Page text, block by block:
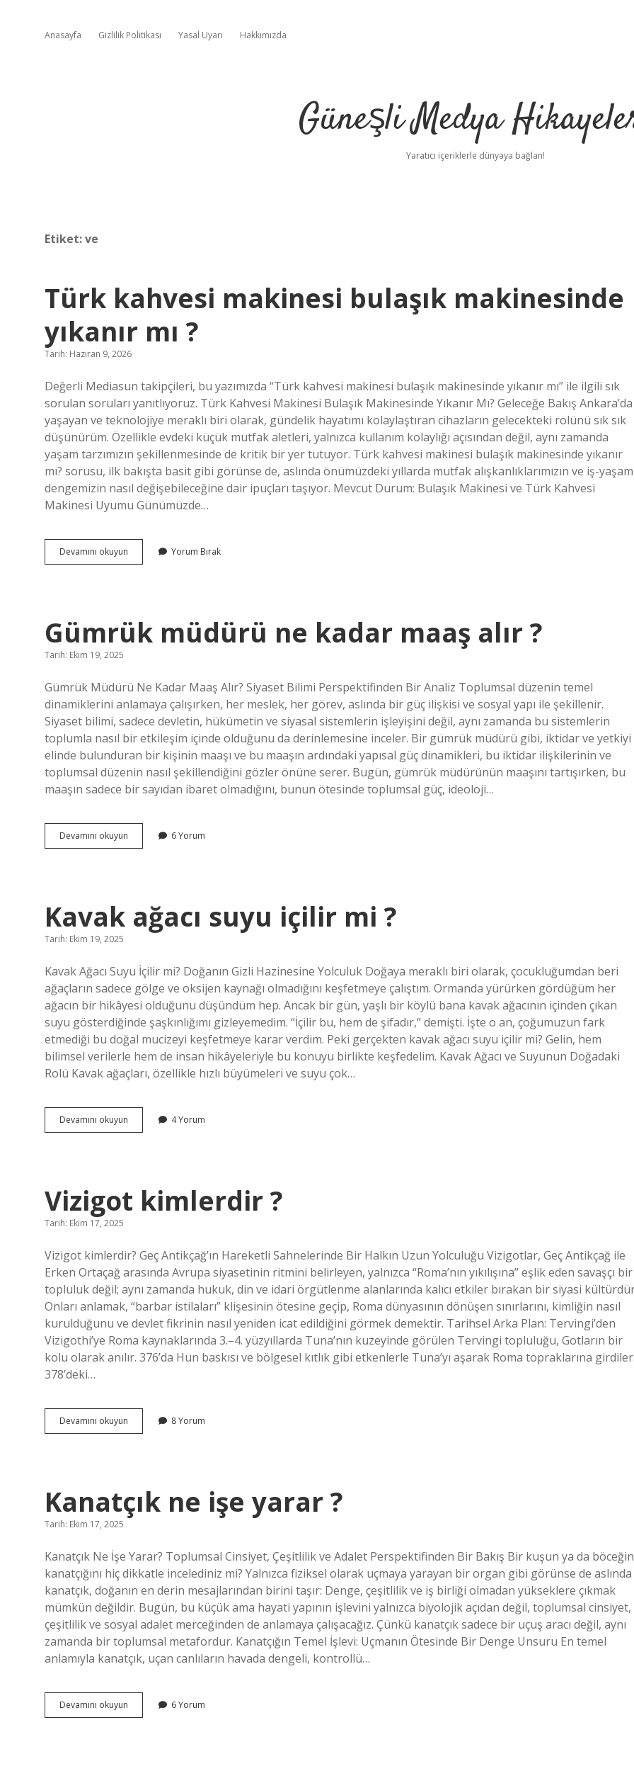
Anasayfa Gizlilik Politikası Yasal Uyarı Hakkımızda
Güneşli Medya
Yaratıcı içeriklerle dünyaya bağlan!
Etiket:ve
Türk kahvesi makinesi bulaşık makinesinde
yıkanır mı ?
Tarih: Haziran 9, 2026
Değerli Mediasun takipçileri, bu yazımızda “Türk kahvesi makinesi bulaşık makinesinde yıkanır mı” ile ilgili sık
sorulan soruları yanıtlıyoruz. Türk Kahvesi Makinesi Bulaşık Makinesinde Yıkanır Mı? Geleceğe Bakış Ankara’da
yaşayan ve teknolojiye meraklı biri olarak, gündelik hayatımı kolaylaştıran cihazların gelecekteki rolünü sık sık
düşünürüm. Özellikle evdeki küçük mutfak aletleri, yalnızca kullanım kolaylığı açısından değil, aynı zamanda
yaşam tarzımızın şekillenmesinde de kritik bir yer tutuyor. Türk kahvesi makinesi bulaşık makinesinde yıkanır
mı? sorusu, ilk bakışta basit gibi görünse de, aslında önümüzdeki yıllarda mutfak alışkanlıklarımızın ve iş-yaşam
dengemizin nasıl değişebileceğine dair ipuçları taşıyor. Mevcut Durum: Bulaşık Makinesi ve Türk Kahvesi
Makinesi Uyumu Günümüzde…
Devamını okuyun
kahvesi
mı
?
Yorum Bırak
Gümrük müdürü ne kadar maaş alır ?
Tarih: Ekim 19, 2025
Gümrük Müdürü Ne Kadar Maaş Alır? Siyaset Bilimi Perspektifinden Bir Analiz Toplumsal düzenin temel
dinamiklerini anlamaya çalışırken, her meslek, her görev, aslında bir güç ilişkisi ve sosyal yapı ile şekillenir.
Siyaset bilimi, sadece devletin, hükümetin ve siyasal sistemlerin işleyişini değil, aynı zamanda bu sistemlerin
toplumla nasıl bir etkileşim içinde olduğunu da derinlemesine inceler. Bir gümrük müdürü gibi, iktidar ve yetkiyi
elinde bulunduran bir kişinin maaşı ve bu maaşın ardındaki yapısal güç dinamikleri, bu iktidar ilişkilerinin ve
toplumsal düzenin nasıl şekillendiğini gözler önüne serer. Bugün, gümrük müdürünün maaşını tartışırken, bu
maaşın sadece bir sayıdan ibaret olmadığını, bunun ötesinde toplumsal güç, ideoloji…
Devamını okuyun Gümrük
müdürü
6 Yorum
Kavak ağacı suyu içilir mi ?
Tarih: Ekim 19, 2025
Kavak Ağacı Suyu İçilir mi? Doğanın Gizli Hazinesine Yolculuk Doğaya meraklı biri olarak, çocukluğumdan beri
ağaçların sadece gölge ve oksijen kaynağı olmadığını keşfetmeye çalıştım. Ormanda yürürken gördüğüm her
ağacın bir hikâyesi olduğunu düşündüm hep. Ancak bir gün, yaşlı bir köylü bana kavak ağacının içinden çıkan
suyu gösterdiğinde şaşkınlığımı gizleyemedim. “İçilir bu, hem de şifadır,” demişti. İşte o an, çoğumuzun fark
etmediği bu doğal mucizeyi keşfetmeye karar verdim. Peki gerçekten kavak ağacı suyu içilir mi? Gelin, hem
bilimsel verilerle hem de insan hikâyeleriyle bu konuyu birlikte keşfedelim. Kavak Ağacı ve Suyunun Doğadaki
Rolü Kavak ağaçları, özellikle hızlı büyümeleri ve suyu çok…
Devamını okuyun
ağacı
4 Yorum
Vizigot kimlerdir ?
Tarih: Ekim 17, 2025
Vizigot kimlerdir? Geç Antikçağ’ın Hareketli Sahnelerinde Bir Halkın Uzun Yolculuğu Vizigotlar, Geç Antikçağ ile
Erken Ortaçağ arasında Avrupa siyasetinin ritmini belirleyen, yalnızca “Roma’nın yıkılışına” eşlik eden savaşçı bir
topluluk değil; aynı zamanda hukuk, din ve idari örgütlenme alanlarında kalıcı etkiler bırakan bir siyasi
Onları anlamak, “barbar istilaları” klişesinin ötesine geçip, Roma dünyasının dönüşen sınırlarını, kimliğin nasıl
kurulduğunu ve devlet fikrinin nasıl yeniden icat edildiğini görmek demektir. Tarihsel Arka Plan: Tervingi’den
Vizigothi’ye Roma kaynaklarında 3.–4. yüzyıllarda Tuna’nın kuzeyinde görülen Tervingi topluluğu, Gotların bir
kolu olarak anılır. 376’da Hun baskısı ve bölgesel kıtlık gibi etkenlerle Tuna’yı aşarak Roma topraklarına
378’deki…
Devamını okuyun
kimlerdir
8 Yorum
Kanatçık ne işe yarar ?
Tarih: Ekim 17, 2025
Kanatçık Ne İşe Yarar? Toplumsal Cinsiyet, Çeşitlilik ve Adalet Perspektifinden Bir Bakış Bir kuşun ya da böceğin
kanatçığını hiç dikkatle incelediniz mi? Yalnızca fiziksel olarak uçmaya yarayan bir organ gibi görünse de aslında
kanatçık, doğanın en derin mesajlarından birini taşır: Denge, çeşitlilik ve iş birliği olmadan yükseklere çıkmak
mümkün değildir. Bugün, bu küçük ama hayati yapının işlevini yalnızca biyolojik açıdan değil, toplumsal cinsiyet,
çeşitlilik ve sosyal adalet merceğinden de anlamaya çalışacağız. Çünkü kanatçık sadece bir uçuş aracı değil, aynı
zamanda bir toplumsal metafordur. Kanatçığın Temel İşlevi: Uçmanın Ötesinde Bir Denge Unsuru En temel
anlamıyla kanatçık, uçan canlıların havada dengeli, kontrollü…
Devamını okuyun Kanatçık
ne
6 Yorum